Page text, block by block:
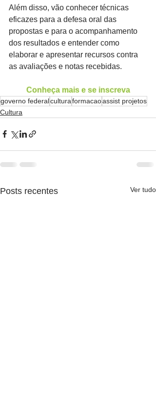
Além disso, vão conhecer técnicas
eficazes para a defesa oral das
propostas e para o acompanhamento
dos resultados e entender como
elaborar e apresentar recursos contra
as avaliações e notas recebidas.
Conheça mais e se inscreva
governo federalculturaformacaoassist projetos
Cultura
Posts recentes Ver tudo